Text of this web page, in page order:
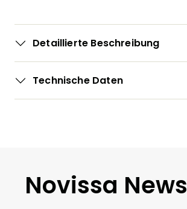
Detaillierte Beschreibung
Technische Daten
Novissa News